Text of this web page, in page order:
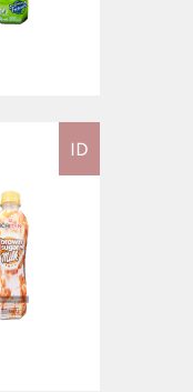
ID